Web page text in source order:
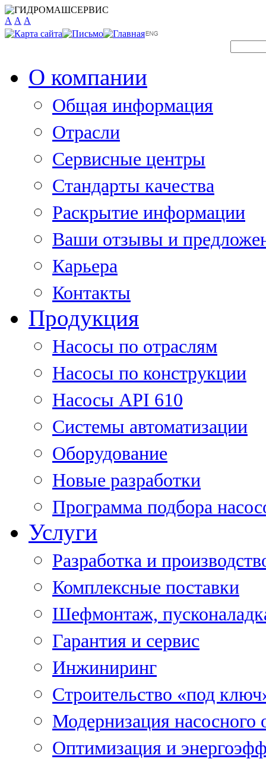
A A A
О компании
Общая информация
Отрасли
Сервисные центры
Стандарты качества
Раскрытие информации
Ваши отзывы и
Карьера
Контакты
Продукция
Насосы по отраслям
Насосы по конструкции
Насосы API 610
Системы автоматизации
Оборудование
Новые разработки
Программа подбора
Услуги
Разработка и
Комплексные поставки
Шефмонтаж,
Гарантия и сервис
Инжиниринг
Строительство «под
Модернизация насосного
Оптимизация и